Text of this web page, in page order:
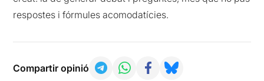
respostes i fórmules acomodatícies.
Compartir opinió